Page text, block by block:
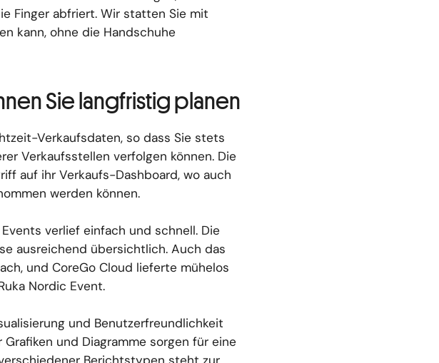
Finger abfriert. Wir statten Sie mit
kann, ohne die Handschuhe
Sie langfristig planen
Verkaufsdaten, so dass Sie stets
Verkaufsstellen verfolgen können. Die
auf ihr Verkaufs-Dashboard, wo auch
werden können.
verlief einfach und schnell. Die
ausreichend übersichtlich. Auch das
und CoreGo Cloud lieferte mühelos
Nordic Event.
und Benutzerfreundlichkeit
und Diagramme sorgen für eine